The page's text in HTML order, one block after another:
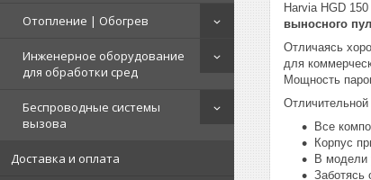
Отопление | Обогрев
Инженерное оборудование
для обработки сред
Беспроводные системы
вызова
Доставка и оплата
Harvia HGD
выносного
Отличаясь
для
Мощность
Все
Корпус
В модели
Заботясь